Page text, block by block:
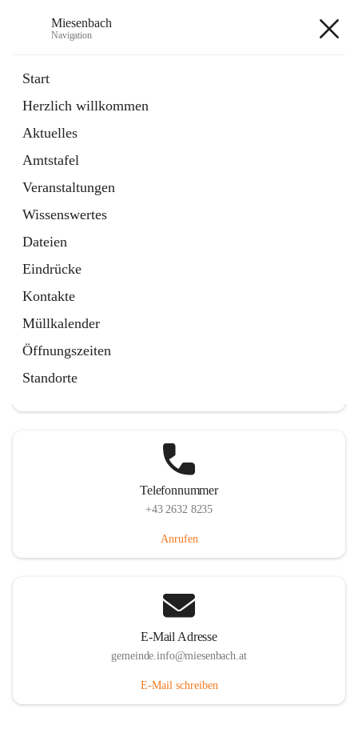
Miesenbach
Navigation
Start
Herzlich willkommen
Aktuelles
Amtstafel
Veranstaltungen
Wissenswertes
Dateien
Eindrücke
Kontakte
Müllkalender
Öffnungszeiten
Standorte
Externe Webseite
in
Tab
Region Schneebergland
Externe Webseite
öffnet
in
neuem
Tab
Telefonnummer
+43 2632 8235
Anrufen
E-Mail Adresse
gemeinde.info@miesenbach.at
E-Mail schreiben